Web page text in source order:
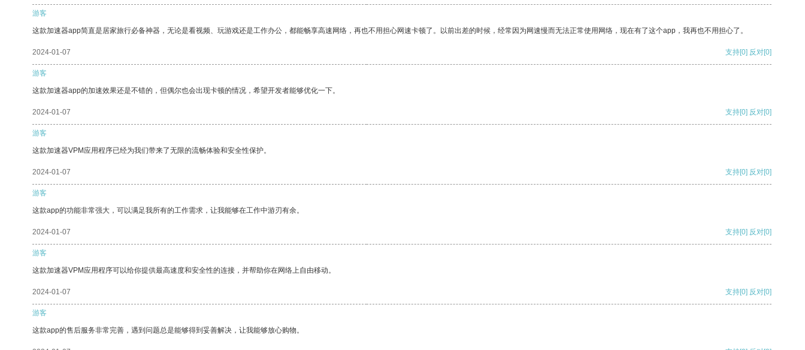
游客
这款加速器app简直是居家旅行必备神器，无论是看视频、玩游戏还是工作办公，都能畅享高速网络，再也不用担心网速卡顿了。以前出差的时候，经常因为网速慢而无法正常使用网络，现在有了这个app，我再也不用担心了。
2024-01-07 支持[0] 反对[0]
游客
这款加速器app的加速效果还是不错的，但偶尔也会出现卡顿的情况，希望开发者能够优化一下。
2024-01-07 支持[0] 反对[0]
游客
这款加速器VPM应用程序已经为我们带来了无限的流畅体验和安全性保护。
2024-01-07 支持[0] 反对[0]
游客
这款app的功能非常强大，可以满足我所有的工作需求，让我能够在工作中游刃有余。
2024-01-07 支持[0] 反对[0]
游客
这款加速器VPM应用程序可以给你提供最高速度和安全性的连接，并帮助你在网络上自由移动。
2024-01-07 支持[0] 反对[0]
游客
这款app的售后服务非常完善，遇到问题总是能够得到妥善解决，让我能够放心购物。